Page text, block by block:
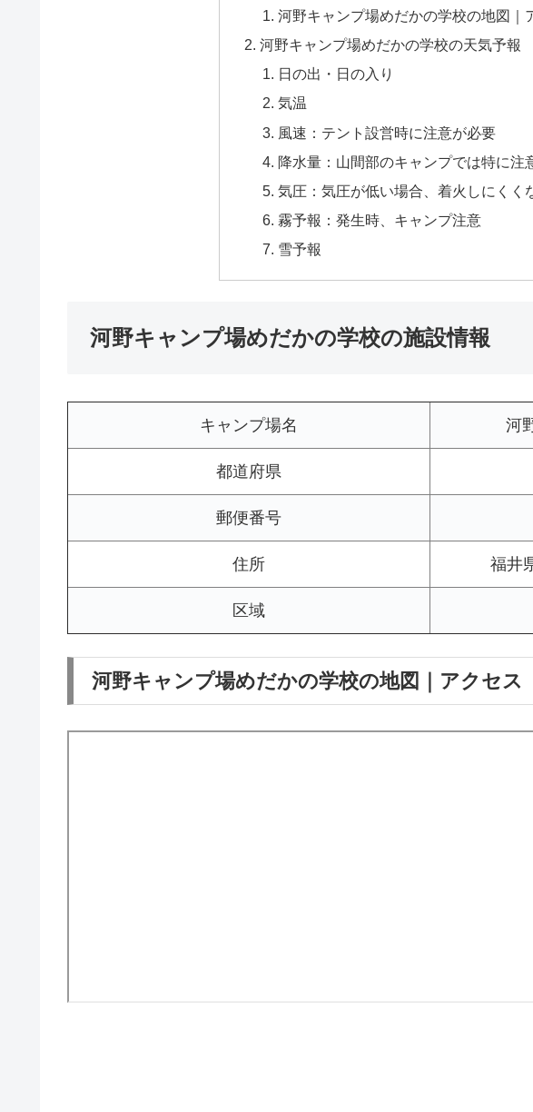
河野キャンプ場めだかの学校の地図｜
河野キャンプ場めだかの学校の天気予報
日の出・日の入り
気温
風速：テント設営時に注意が必要
降水量：山間部のキャンプでは特に注
気圧：気圧が低い場合、着火しにくく
霧予報：発生時、キャンプ注意
雪予報
河野キャンプ場めだかの学校の施設情報
キャンプ場名 河
都道府県
郵便番号
住所 福井
区域
河野キャンプ場めだかの学校の地図｜アクセス